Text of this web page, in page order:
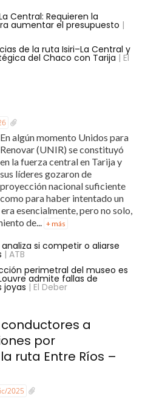
Central: Requieren la
aumentar el presupuesto |
de la ruta Isiri–La Central y
del Chaco con Tarija | El
En algún momento Unidos para
Renovar (UNIR) se constituyó
en la fuerza central en Tarija y
sus líderes gozaron de
proyección nacional suficiente
como para haber intentado un
esencialmente, pero no solo,
de... + más
si competir o aliarse
| ATB
perimetral del museo es
admite fallas de
joyas | El Deber
a
por
ruta Entre Ríos –
2025